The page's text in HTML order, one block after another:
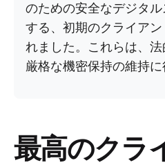
のための安全なデジタ
する、初期のクライア
れました。これらは、
厳格な機密保持の維持に
最高のクラ